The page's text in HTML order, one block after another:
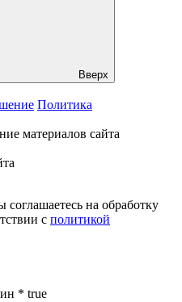
Вверх
Политика
материалов сайта
на обработку
с политикой
* true